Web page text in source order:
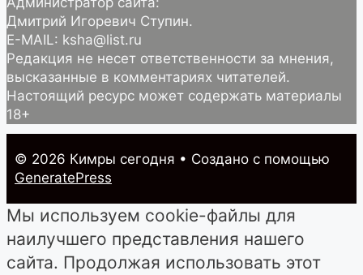
Дмитрий Игоревич Ступин.
E-MAIL: ksha@list.ru
Редакция не несет ответственности за мнения,
высказанные в комментариях читателей.
Настоящий ресурс может содержать материалы
18+
© 2026 Кимры cегодня • Создано с помощью
GeneratePress
Мы используем cookie-файлы для
наилучшего представления нашего
сайта. Продолжая использовать этот